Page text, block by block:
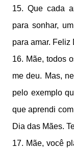
15. Que cada
para sonhar,
para amar. Feliz
16. Mãe, todos
me deu. Mas,
pelo exemplo
que aprendi
Dia das Mães.
17. Mãe, você